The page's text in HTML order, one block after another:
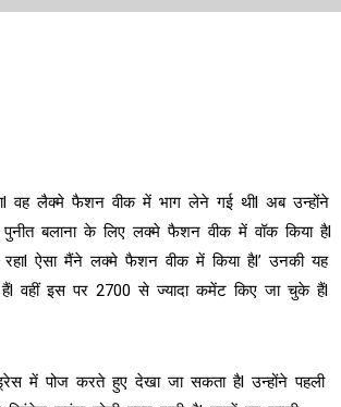
वह लैक्मे फैशन वीक में भाग लेने गई थीl अब उन्होंने
पुनीत बलाना के लिए लक्मे फैशन वीक में वॉक किया हैl
रहाl ऐसा मैंने लक्मे फैशन वीक में किया हैl’ उनकी यह
हैंl वहीं इस पर 2700 से ज्यादा कमेंट किए जा चुके हैंl
में पोज करते हुए देखा जा सकता हैl उन्होंने पहली